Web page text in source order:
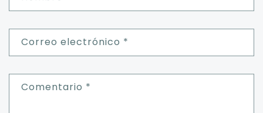
Correo electrónico *
Comentario *